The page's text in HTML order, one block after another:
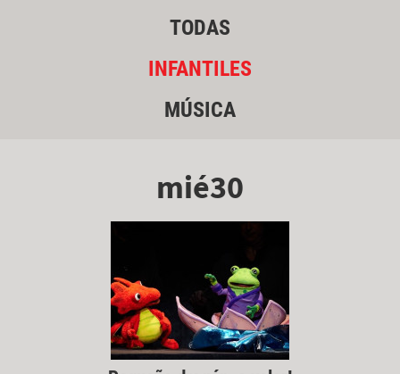
TODAS
INFANTILES
MÚSICA
mié30